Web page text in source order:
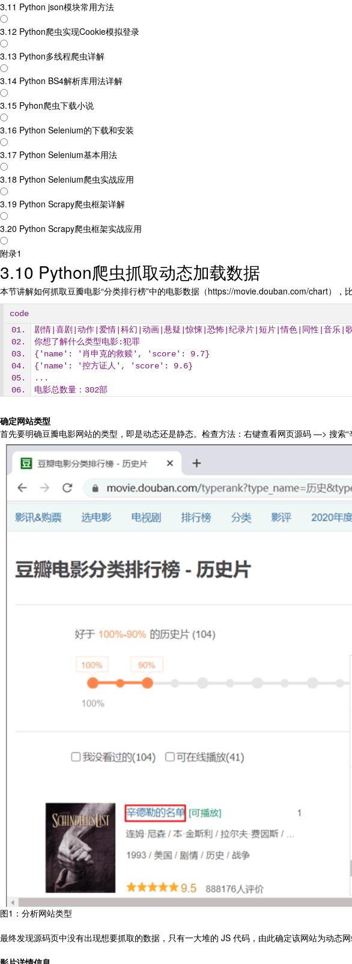
3.11 Python json模块常用方法
3.12 Python爬虫实现Cookie模拟登录
3.13 Python多线程爬虫详解
3.14 Python BS4解析库用法详解
3.15 Pyhon爬虫下载小说
3.16 Python Selenium的下载和安装
3.17 Python Selenium基本用法
3.18 Python Selenium爬虫实战应用
3.19 Python Scrapy爬虫框架详解
3.20 Python Scrapy爬虫框架实战应用
附录1
3.10 Python爬虫抓取动态加载数据
本节讲解如何抓取豆瓣电影“分类排行榜”中的电影数据（https://movie.douban.com/chart），
code
剧情|喜剧|动作|爱情|科幻|动画|悬疑|惊悚|恐怖|纪录片|短片|情色|同性|音乐|
你想了解什么类型电影:犯罪
{'name': '肖申克的救赎', 'score': 9.7}
{'name': '控方证人', 'score': 9.6}
...
电影总数量：302部
确定网站类型
首先要明确豆瓣电影网站的类型，即是动态还是静态。检查方法：右键查看网页源码 —> 搜索“
图1：分析网站类型
最终发现源码页中没有出现想要抓取的数据，只有一大堆的 JS 代码，由此确定该网站为动态网